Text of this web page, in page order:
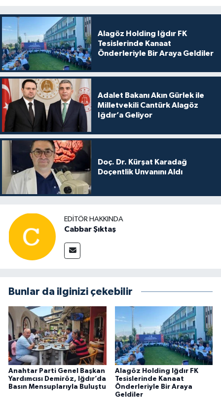
Alagöz Holding Iğdır FK
Tesislerinde Kanaat
Önderleriyle Bir Araya Geldiler
Adalet Bakanı Akın Gürlek ile
Milletvekili Cantürk Alagöz
Iğdır’a Geliyor
Doç. Dr. Kürşat Karadağ
Doçentlik Unvanını Aldı
EDITÖR HAKKINDA
Cabbar Şıktaş
Bunlar da ilginizi çekebilir
Anahtar Parti Genel Başkan
Yardımcısı Demiröz, Iğdır’da
Basın Mensuplarıyla Buluştu
Alagöz Holding Iğdır FK
Tesislerinde Kanaat
Önderleriyle Bir Araya
Geldiler